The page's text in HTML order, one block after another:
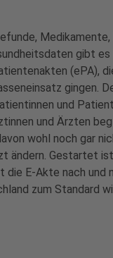
gibt es
(ePA),
gingen.
und
und Ärzten
wohl noch gar
ändern. Gestartet ist
die E-Akte nach und
zum Standard